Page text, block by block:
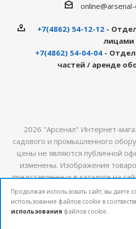
+7(4862) 54-12-12-
лицами
+7(4862) 54-04-04 -
частей / аренде
2026 "Арсенал" Интернет-
садового и промышленного
цены не являются публичной
изменены. Изображения
представленных в каталоге на
от оригиналов. Актуальную
наличии товаров можно получить
Продолжая использовать сайт, вы даете
использование файлов cookie в
использования файлов cookie.